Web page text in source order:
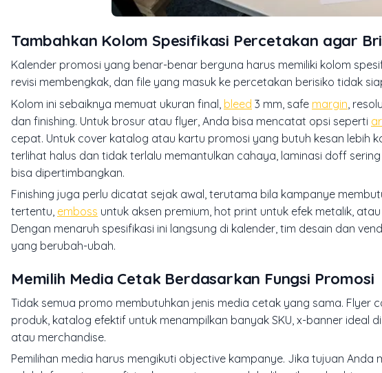
Tambahkan Kolom Spesifikasi Percetakan agar
Kalender promosi yang benar-benar berguna harus memiliki kolom
revisi membengkak, dan file yang masuk ke percetakan berisiko tidak
Kolom ini sebaiknya memuat ukuran final, bleed 3 mm, safe margin ,
dan finishing. Untuk brosur atau flyer, Anda bisa mencatat opsi seperti
cepat. Untuk cover katalog atau kartu promosi yang butuh kesan lebih
terlihat halus dan tidak terlalu memantulkan cahaya, laminasi doff
bisa dipertimbangkan.
Finishing juga perlu dicatat sejak awal, terutama bila kampanye
tertentu, emboss untuk aksen premium, hot print untuk efek metalik,
Dengan menaruh spesifikasi ini langsung di kalender, tim desain dan
yang berubah-ubah.
Memilih Media Cetak Berdasarkan Fungsi Promosi
Tidak semua promo membutuhkan jenis media cetak yang sama. Flyer
produk, katalog efektif untuk menampilkan banyak SKU, x-banner ideal
atau merchandise.
Pemilihan media harus mengikuti objective kampanye. Jika tujuan